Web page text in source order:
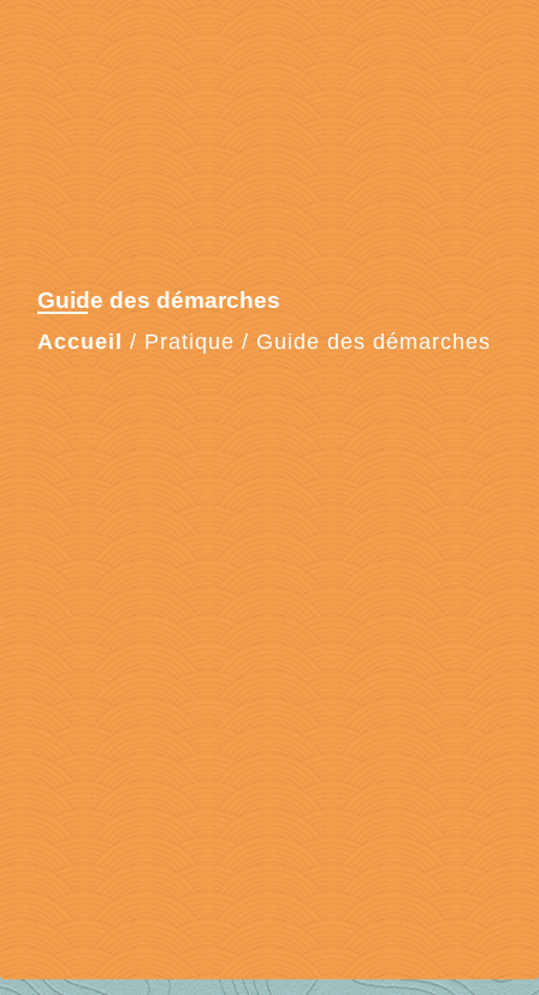
Guide des démarches
Accueil / Pratique / Guide des démarches